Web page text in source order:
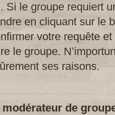
Si le groupe requiert
en cliquant sur le
votre requête
le groupe.
ses raisons.
de